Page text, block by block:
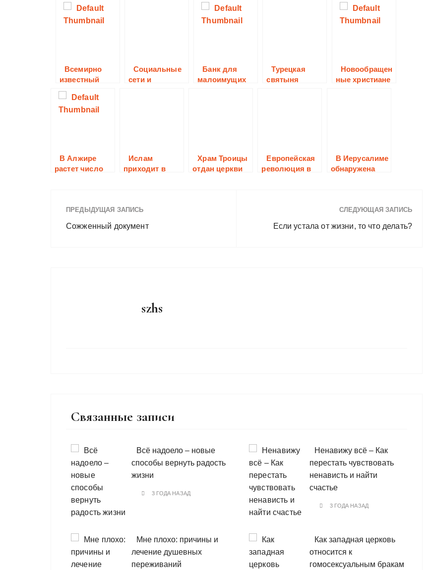
Всемирно
известный
исследователь
ский цент
Gallup
отношение
современного
Социальные
сети и
Банк для
малоимущих
Турецкая
святыня
Новообращен
ные христиане
В Алжире
растет число
Ислам
приходит в
Храм Троицы
отдан церкви
Европейская
революция в
В Иерусалиме
обнаружена
лет
ПРЕДЫДУЩАЯ ЗАПИСЬ
Сожженный документ
СЛЕДУЮЩАЯ ЗАПИСЬ
Если устала от жизни, то что делать?
szhs
Связанные записи
Всё надоело – новые
способы вернуть радость
жизни
3 ГОДА НАЗАД
Ненавижу всё – Как
перестать чувствовать
ненависть и найти
счастье
3 ГОДА НАЗАД
Мне плохо: причины и
лечение душевных
переживаний
Как западная церковь
относится к
гомосексуальным бракам